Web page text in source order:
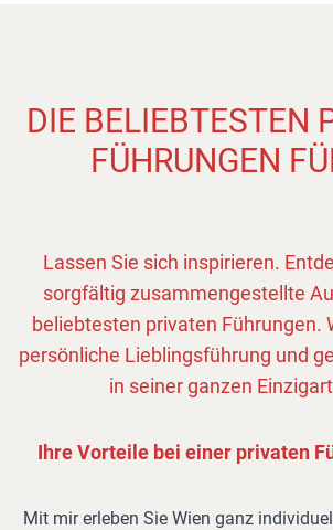
DIE BELIEBTESTEN
FÜHRUNGEN
Lassen Sie sich inspirieren.
sorgfältig zusammengestellte
beliebtesten privaten Führungen.
persönliche Lieblingsführung und
in seiner ganzen
Ihre Vorteile bei einer privaten
Mit mir erleben Sie Wien ganz